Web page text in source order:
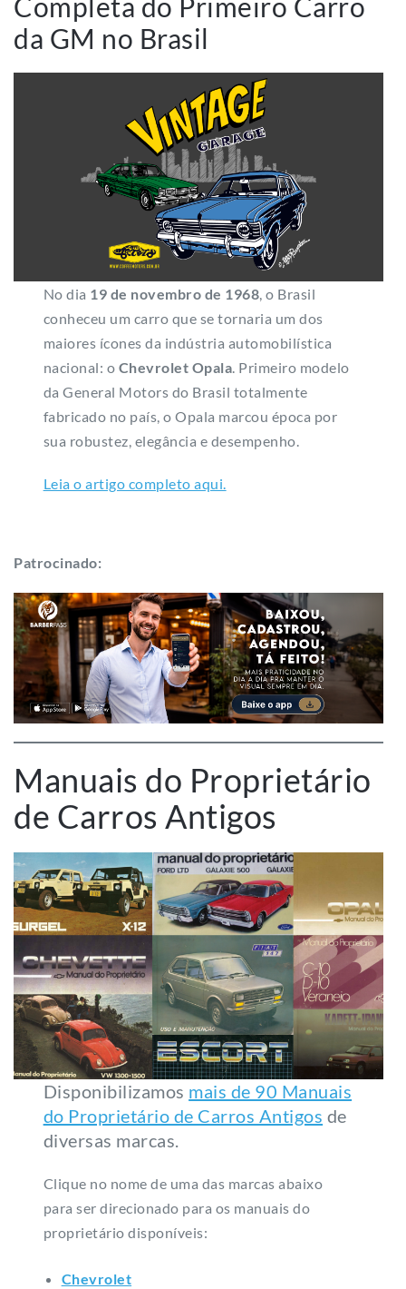
da GM no Brasil
No dia 19 de novembro de 1968 , o Brasil
conheceu um carro que se tornaria um dos
maiores ícones da indústria automobilística
nacional: o Chevrolet Opala . Primeiro modelo
da General Motors do Brasil totalmente
fabricado no país, o Opala marcou época por
sua robustez, elegância e desempenho.
Leia o artigo completo aqui.
Patrocinado:
Manuais do Proprietário
de Carros Antigos
Disponibilizamos mais de 90 Manuais
do Proprietário de Carros Antigos de
diversas marcas.
Clique no nome de uma das marcas abaixo
para ser direcionado para os manuais do
proprietário disponíveis:
Chevrolet